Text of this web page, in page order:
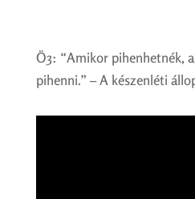
Ö3: “Amikor pihenhetnék,
pihenni.” – A készenléti